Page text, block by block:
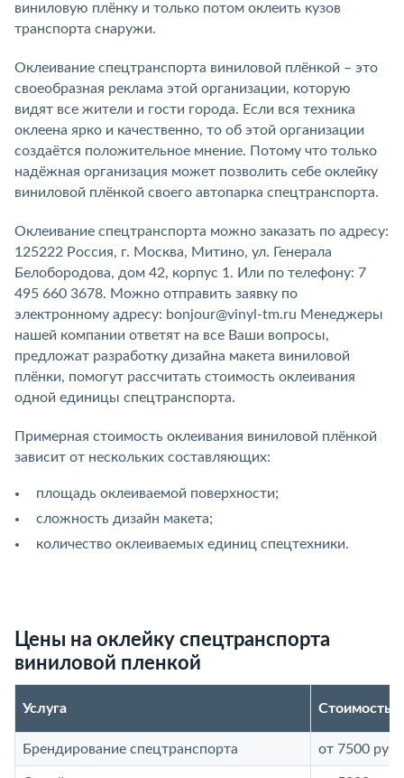
виниловую плёнку и только потом оклеить кузов
транспорта снаружи.
Оклеивание спецтранспорта виниловой плёнкой – это
своеобразная реклама этой организации, которую
видят все жители и гости города. Если вся техника
оклеена ярко и качественно, то об этой организации
создаётся положительное мнение. Потому что только
надёжная организация может позволить себе оклейку
виниловой плёнкой своего автопарка спецтранспорта.
Оклеивание спецтранспорта можно заказать по адресу:
125222 Россия, г. Москва, Митино, ул. Генерала
Белобородова, дом 42, корпус 1. Или по телефону: 7
495 660 3678. Можно отправить заявку по
электронному адресу: bonjour@vinyl-tm.ru Менеджеры
нашей компании ответят на все Ваши вопросы,
предложат разработку дизайна макета виниловой
плёнки, помогут рассчитать стоимость оклеивания
одной единицы спецтранспорта.
Примерная стоимость оклеивания виниловой плёнкой
зависит от нескольких составляющих:
площадь оклеиваемой поверхности;
сложность дизайн макета;
количество оклеиваемых единиц спецтехники.
Цены на оклейку спецтранспорта
виниловой пленкой
Услуга Стоимость
Брендирование спецтранспорта от 7500 руб.